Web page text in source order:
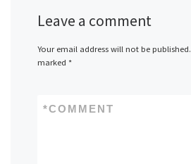
Leave a comment
Your email address will not be published.
marked *
COMMENT
*